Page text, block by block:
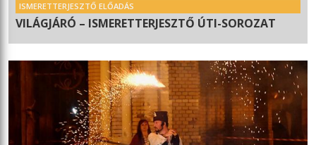
ISMERETTERJESZTŐ ELŐADÁS
VILÁGJÁRÓ – ISMERETTERJESZTŐ ÚTI-SOROZAT